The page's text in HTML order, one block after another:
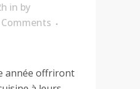
in by
Comments
année offriront